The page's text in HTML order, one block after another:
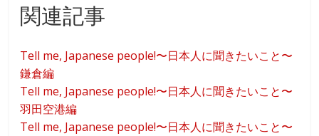
関連記事
Tell me, Japanese people!〜日本人に聞きたいこと〜
鎌倉編
Tell me, Japanese people!〜日本人に聞きたいこと〜
羽田空港編
Tell me, Japanese people!〜日本人に聞きたいこと〜